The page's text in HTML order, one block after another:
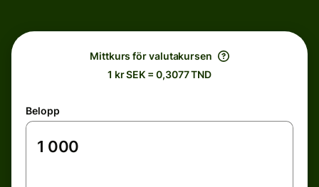
Mittkurs för valutakursen
1 kr SEK = 0,3077 TND
Belopp